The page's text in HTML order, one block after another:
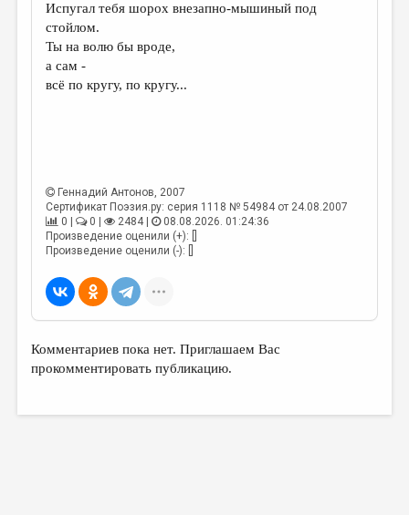
КОЛОНКА РЕДАКТОРА
РЕДКОЛЛЕГИЯ
ОТ РЕДАКЦИИ
КУЛЬТУРОВЕДЕНИЕ
ПУБЛИЦИСТИКА
ЦИКЛЫ ПУБЛИКАЦИЙ
МЕДИА
Испугал тебя шорох внезапно-мышиный под
стойлом.
Ты на волю бы вроде,
а сам -
всё по кругу, по кругу...
Геннадий Антонов, 2007
Сертификат Поэзия.ру: серия 1118 № 54984 от 24.08.2007
0 |
0 | 2484 |
08.08.2026. 01:24:36
Произведение оценили (+): []
Произведение оценили (-): []
Комментариев пока нет. Приглашаем Вас
прокомментировать публикацию.